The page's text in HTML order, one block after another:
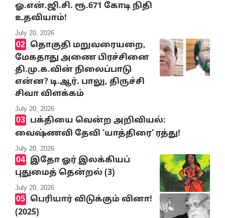
ஓ.என்.ஜி.சி. ரூ.671 கோடி நிதி
உதவியாம்!
July 20, 2026
தொகுதி மறுவரையறை,
மேகதாது அணை பிரச்சினை
தி.மு.க.வின் நிலைப்பாடு
என்ன? டி.ஆர். பாலு, திருச்சி
சிவா விளக்கம்
July 20, 2026
பக்தியை வென்ற அறிவியல்:
வைஷ்ணவி தேவி ‘யாத்திரை’ ரத்து!
July 20, 2026
இதோ ஓர் இலக்கியப்
புதுமைத் தென்றல் (3)
July 20, 2026
பெரியார் விடுக்கும் வினா!
(2025)